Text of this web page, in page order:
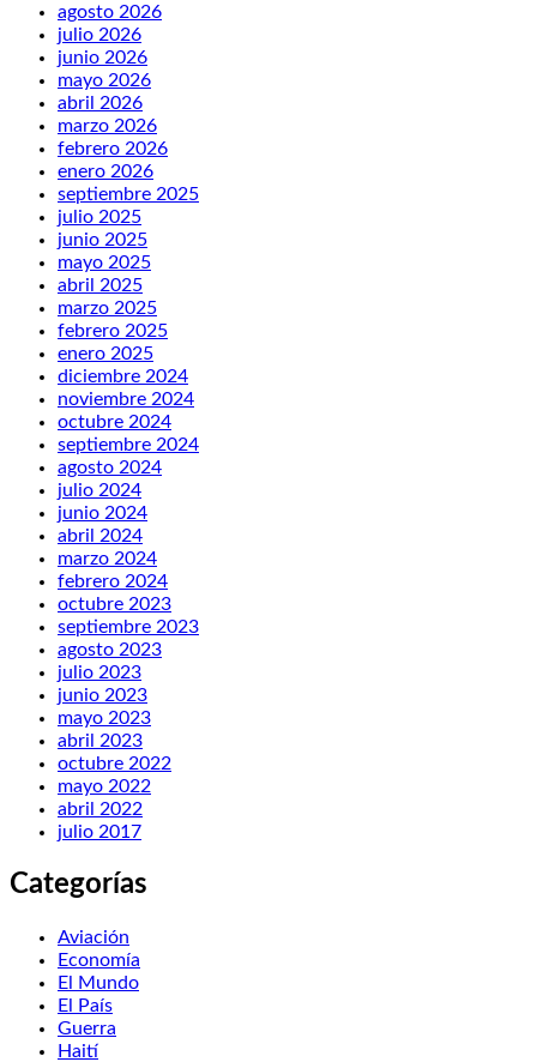
agosto 2026
julio 2026
junio 2026
mayo 2026
abril 2026
marzo 2026
febrero 2026
enero 2026
septiembre 2025
julio 2025
junio 2025
mayo 2025
abril 2025
marzo 2025
febrero 2025
enero 2025
diciembre 2024
noviembre 2024
octubre 2024
septiembre 2024
agosto 2024
julio 2024
junio 2024
abril 2024
marzo 2024
febrero 2024
octubre 2023
septiembre 2023
agosto 2023
julio 2023
junio 2023
mayo 2023
abril 2023
octubre 2022
mayo 2022
abril 2022
julio 2017
Categorías
Aviación
Economía
El Mundo
El País
Guerra
Haití